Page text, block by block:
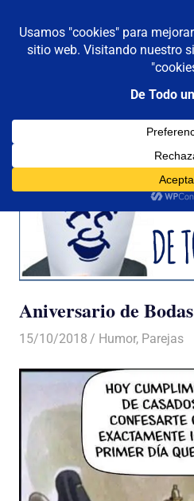
contenido
De todo un poco
Reflexiones,
Viajes
Aniversario de Bodas
15/10/2018 De todo un Poco
Humor, Parejas